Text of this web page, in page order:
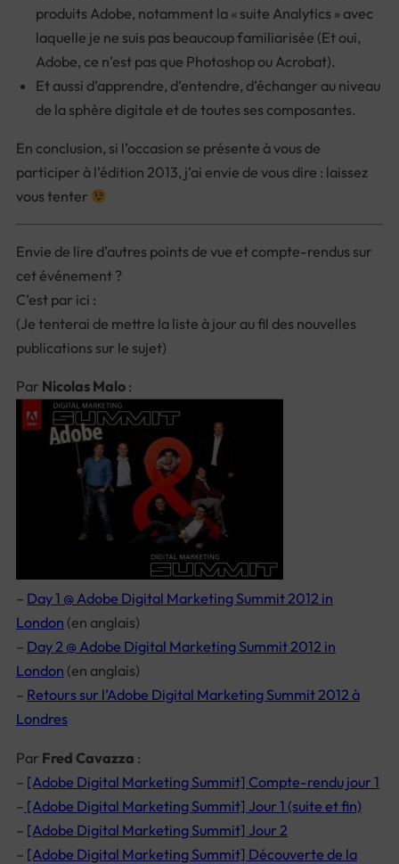
produits Adobe, notamment la « suite Analytics » avec
laquelle je ne suis pas beaucoup familiarisée (Et oui,
Adobe, ce n’est pas que Photoshop ou Acrobat).
Et aussi d’apprendre, d’entendre, d’échanger au niveau
de la sphère digitale et de toutes ses composantes.
En conclusion, si l’occasion se présente à vous de
participer à l’édition 2013, j’ai envie de vous dire : laissez
vous tenter
Envie de lire d’autres points de vue et compte-rendus sur
cet événement ?
C’est par ici :
(Je tenterai de mettre la liste à jour au fil des nouvelles
publications sur le sujet)
Par Nicolas Malo :
– Day 1 @ Adobe Digital Marketing Summit 2012 in
London (en anglais)
– Day 2 @ Adobe Digital Marketing Summit 2012 in
London (en anglais)
– Retours sur l’Adobe Digital Marketing Summit 2012 à
Londres
Par Fred Cavazza :
– [Adobe Digital Marketing Summit] Compte-rendu jour 1
– [Adobe Digital Marketing Summit] Jour 1 (suite et fin)
– [Adobe Digital Marketing Summit] Jour 2
– [Adobe Digital Marketing Summit] Découverte de la